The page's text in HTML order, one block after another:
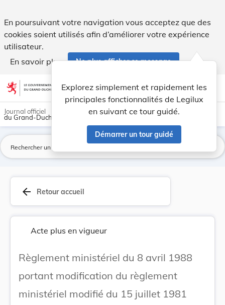
En poursuivant votre navigation vous acceptez que des
cookies soient utilisés afin d’améliorer votre expérience
utilisateur.
En savoir plus
Ne plus afficher ce message
Aller au contenu account_circle help Aide
Explorez simplement et rapidement les
principales fonctionnalités de Legilux
en suivant ce tour guidé.
Démarrer un tour guidé
light_mode dark_mode
Journal officiel
du Grand-Duché de Luxembourg
arrow_back Retour accueil
Acte plus en vigueur
Règlement ministériel du 8 avril 1988
portant modification du règlement
ministériel modifié du 15 juillet 1981